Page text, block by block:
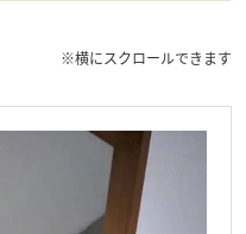
※横にスクロールできます